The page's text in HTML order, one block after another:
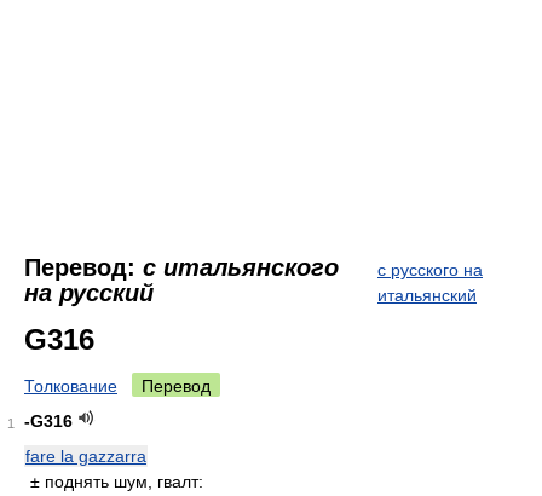
Перевод: с итальянского
на русский
с русского на
итальянский
G316
Толкование Перевод
1
-G316
fare la gazzarra
± поднять шум, гвалт: